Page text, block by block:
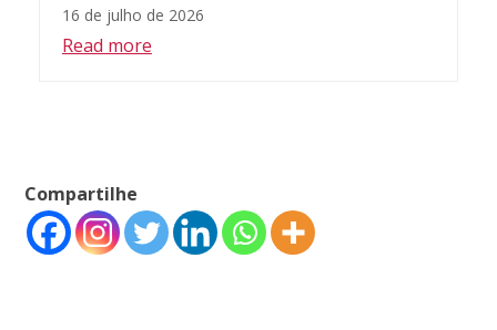
16 de julho de 2026
Read more
Compartilhe